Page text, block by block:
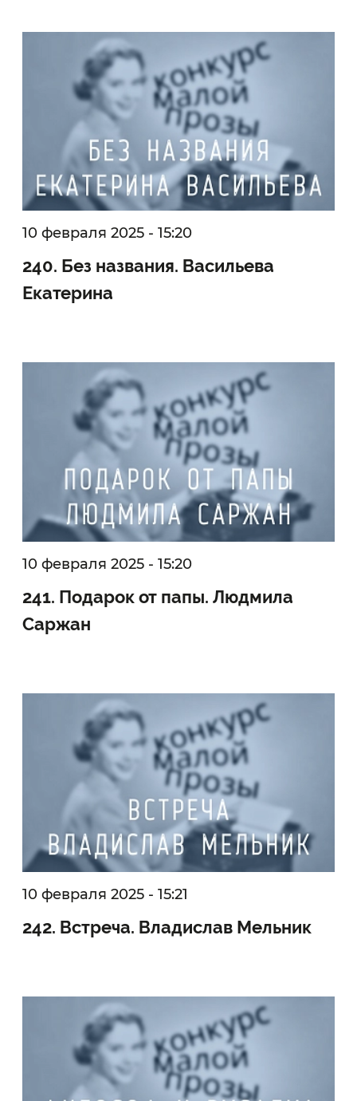
10 февраля 2025 - 15:20
240. Без названия. Васильева
Екатерина
10 февраля 2025 - 15:20
241. Подарок от папы. Людмила
Саржан
10 февраля 2025 - 15:21
242. Встреча. Владислав Мельник